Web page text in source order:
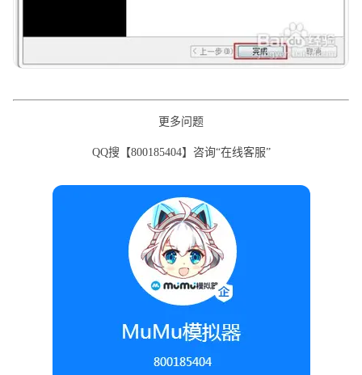
更多问题
QQ搜【800185404】咨询“在线客服”